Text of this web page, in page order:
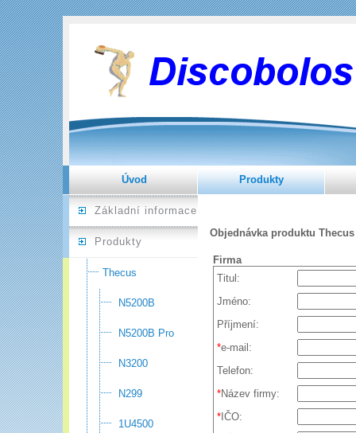
Úvod Produkty
Základní informace
Produkty
Thecus
N5200B
N5200B Pro
N3200
N299
1U4500
Objednávka produktu Thecus
Firma
Titul:
Jméno:
Příjmení:
*e-mail:
Telefon:
*Název firmy:
* IČO: